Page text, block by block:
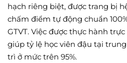
hạch riêng biệt, được trang bị
chấm điểm tự động chuẩn
GTVT. Việc được thực hành
giúp tỷ lệ học viên đậu tại
trì ở mức trên 95%.